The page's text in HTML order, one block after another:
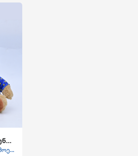
მეზღაპრე დათუნია - ლურჯი საღამურით
პეპელას სათამაშოები